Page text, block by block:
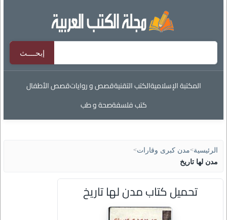
المكتبة الإسلاميةالكتب التقنيةقصص و رواياتقصص الأطفال
كتب فلسفةصحة و طب
الرئيسية>مدن كبرى وقارات>
مدن لها تاريخ
تحميل كتاب مدن لها تاريخ